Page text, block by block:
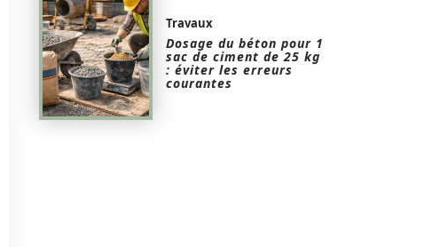
Travaux
Dosage du béton pour 1
sac de ciment de 25 kg
: éviter les erreurs
courantes